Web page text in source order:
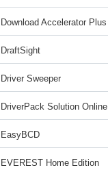
Download Accelerator Plus
DraftSight
Driver Sweeper
DriverPack Solution Online
EasyBCD
EVEREST Home Edition